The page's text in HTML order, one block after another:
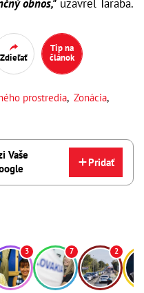
obnos," uzavrel Taraba.
Zdieľať
Tip na
článok
prostredia, Zonácia,
Vaše
Pridať
3 7 2